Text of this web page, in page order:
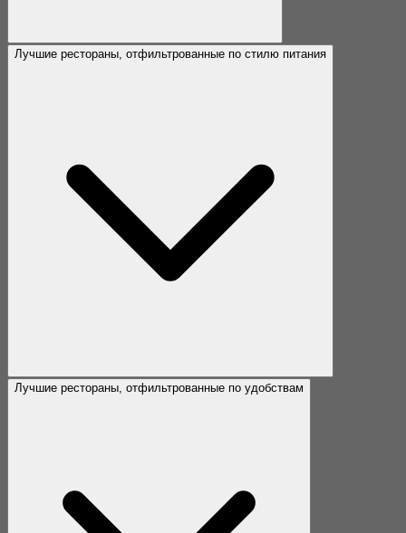
Лучшие рестораны, отфильтрованные по стилю питания
Лучшие рестораны, отфильтрованные по удобствам